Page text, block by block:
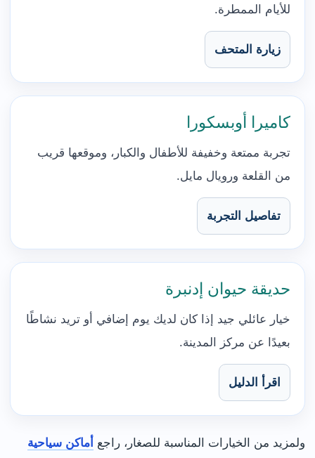
للأيام الممطرة.
زيارة المتحف
كاميرا أوبسكورا
تجربة ممتعة وخفيفة للأطفال والكبار، وموقعها قريب
من القلعة ورويال مايل.
تفاصيل التجربة
حديقة حيوان إدنبرة
خيار عائلي جيد إذا كان لديك يوم إضافي أو تريد نشاطًا
بعيدًا عن مركز المدينة.
اقرأ الدليل
ولمزيد من الخيارات المناسبة للصغار، راجع أماكن سياحية